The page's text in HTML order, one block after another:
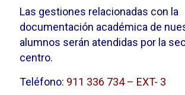
Las gestiones relacionadas con la
documentación académica de
alumnos serán atendidas por la
centro.
Teléfono: 911 336 734 – EXT- 3